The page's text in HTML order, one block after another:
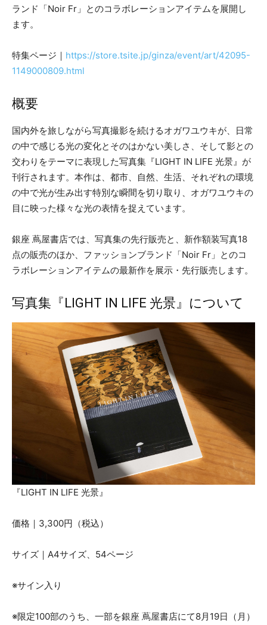
ランド「Noir Fr」とのコラボレーションアイテムを展開し
ます。
特集ページ｜ https://store.tsite.jp/ginza/event/art/42095-
1149000809.html
概要
国内外を旅しながら写真撮影を続けるオガワユウキが、日常
の中で感じる光の変化とそのはかない美しさ、そして影との
交わりをテーマに表現した写真集『LIGHT IN LIFE 光景』が
刊行されます。本作は、都市、自然、生活、それぞれの環境
の中で光が生み出す特別な瞬間を切り取り、オガワユウキの
目に映った様々な光の表情を捉えています。
銀座 蔦屋書店では、写真集の先行販売と、新作額装写真18
点の販売のほか、ファッションブランド「Noir Fr」とのコ
ラボレーションアイテムの最新作を展示・先行販売します。
写真集『LIGHT IN LIFE 光景』について
『LIGHT IN LIFE 光景』
価格｜3,300円（税込）
サイズ｜A4サイズ、54ページ
※サイン入り
※限定100部のうち、一部を銀座 蔦屋書店にて8月19日（月）